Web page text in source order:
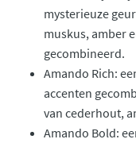
mysterieuze
muskus, amber
gecombineerd.
Amando Rich:
accenten
van cederhout,
Amando Bold: